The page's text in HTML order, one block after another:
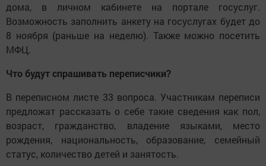
дома, в личном кабинете на портале госуслуг.
Возможность заполнить анкету на госуслугах будет до
8 ноября (раньше на неделю). Также можно посетить
МФЦ.
Что будут спрашивать переписчики?
В переписном листе 33 вопроса. Участникам переписи
предложат рассказать о себе такие сведения как пол,
возраст, гражданство, владение языками, место
рождения, национальность, образование, семейный
статус, количество детей и занятость.